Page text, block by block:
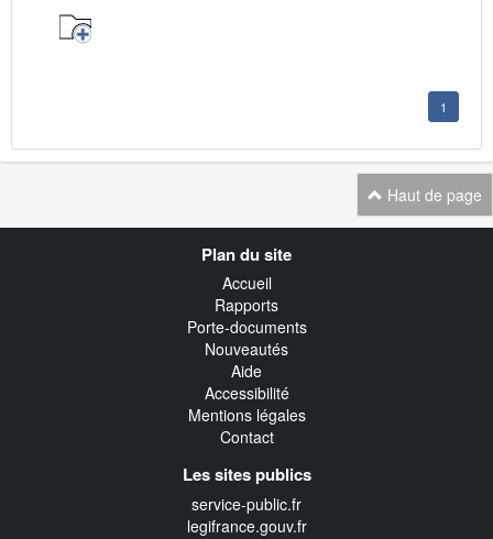
1
Haut de page
Plan du site
Accueil
Rapports
Porte-documents
Nouveautés
Aide
Accessibilité
Mentions légales
Contact
Les sites publics
service-public.fr
legifrance.gouv.fr